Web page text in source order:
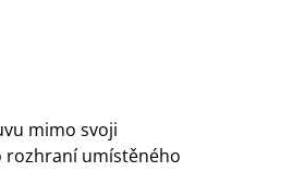
mimo svoji
rozhraní umístěného